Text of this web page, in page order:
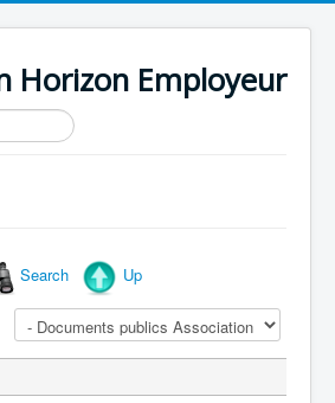
Horizon Employeur
Search Up